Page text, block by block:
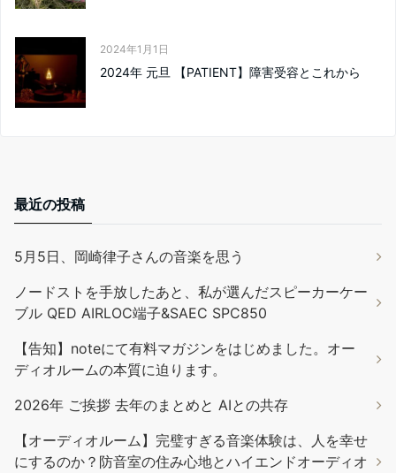
2024年1月1日
2024年 元旦 【PATIENT】障害受容とこれから
最近の投稿
5月5日、岡崎律子さんの音楽を思う
ノードストを手放したあと、私が選んだスピーカーケー
ブル QED AIRLOC端子&SAEC SPC850
【告知】noteにて有料マガジンをはじめました。オー
ディオルームの本質に迫ります。
2026年 ご挨拶 去年のまとめと AIとの共存
【オーディオルーム】完璧すぎる音楽体験は、人を幸せ
にするのか？防音室の住み心地とハイエンドオーディオ